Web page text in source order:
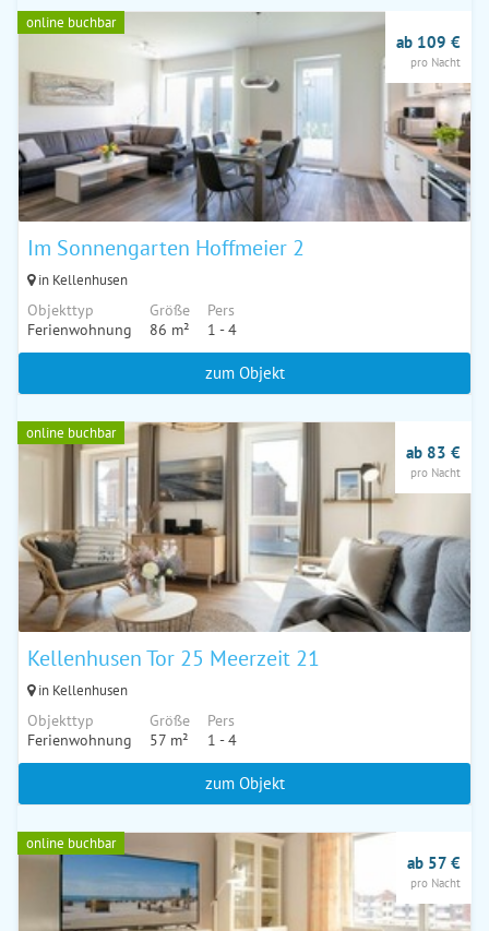
online buchbar
Im Sonnengarten Hoffmeier 2
in Kellenhusen
Objekttyp
Ferienwohnung
Größe
86 m²
Pers
1 - 4
ab 109 €
pro Nacht
zum Objekt
online buchbar
Kellenhusen Tor 25 Meerzeit 21
in Kellenhusen
Objekttyp
Ferienwohnung
Größe
57 m²
Pers
1 - 4
ab 83 €
pro Nacht
zum Objekt
online buchbar
ab 57 €
pro Nacht